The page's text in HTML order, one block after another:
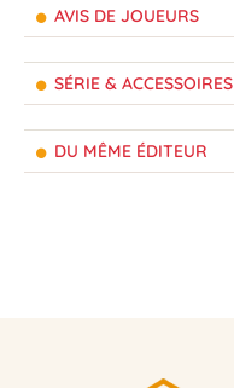
AVIS DE JOUEURS
SÉRIE & ACCESSOIRES
DU MÊME ÉDITEUR